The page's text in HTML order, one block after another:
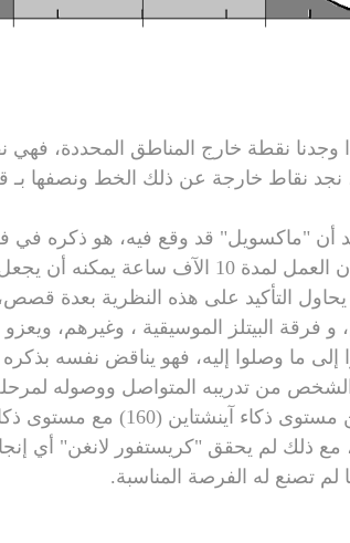
وجدنا نقطة خارج المناطق المحددة، فهي
نجد نقاط خارجة عن ذلك الخط ونصفها
أن "ماكسويل" قد وقع فيه، هو ذكره
العمل المتواصل، وإن العمل لمدة 10
يحاول التأكيد على هذه النظرية بعدة
و فرقة البيتلز الموسيقية ، وغيرهم، ويعزو
إلى ما وصلوا إليه، فهو يناقض نفسه
من تدريبه المتواصل ووصوله
على ذلك مقارنة بين مستوى ذكاء
وصل الى 190، مع ذلك لم يحقق "كريستفور لانغن"
لم تصنع له الفرصة المناسبة.